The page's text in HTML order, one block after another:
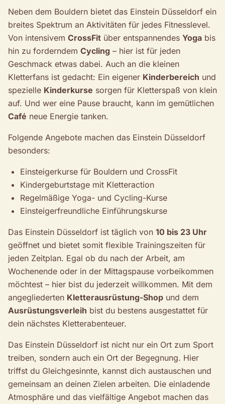
Neben dem Bouldern bietet das Einstein Düsseldorf ein
breites Spektrum an Aktivitäten für jedes Fitnesslevel.
Von intensivem CrossFit über entspannendes Yoga bis
hin zu forderndem Cycling – hier ist für jeden
Geschmack etwas dabei. Auch an die kleinen
Kletterfans ist gedacht: Ein eigener Kinderbereich und
spezielle Kinderkurse sorgen für Kletterspaß von klein
auf. Und wer eine Pause braucht, kann im gemütlichen
Café neue Energie tanken.
Folgende Angebote machen das Einstein Düsseldorf
besonders:
Einsteigerkurse für Bouldern und CrossFit
Kindergeburtstage mit Kletteraction
Regelmäßige Yoga- und Cycling-Kurse
Einsteigerfreundliche Einführungskurse
Das Einstein Düsseldorf ist täglich von 10 bis 23 Uhr
geöffnet und bietet somit flexible Trainingszeiten für
jeden Zeitplan. Egal ob du nach der Arbeit, am
Wochenende oder in der Mittagspause vorbeikommen
möchtest – hier bist du jederzeit willkommen. Mit dem
angegliederten Kletterausrüstung-Shop und dem
Ausrüstungsverleih bist du bestens ausgestattet für
dein nächstes Kletterabenteuer.
Das Einstein Düsseldorf ist nicht nur ein Ort zum Sport
treiben, sondern auch ein Ort der Begegnung. Hier
triffst du Gleichgesinnte, kannst dich austauschen und
gemeinsam an deinen Zielen arbeiten. Die einladende
Atmosphäre und das vielfältige Angebot machen das